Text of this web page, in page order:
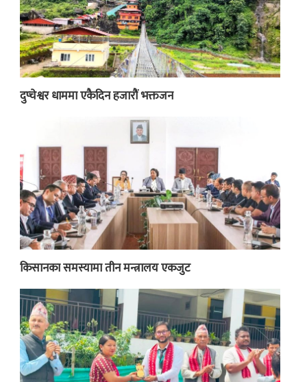
दुप्चेश्वर धाममा एकैदिन हजारौं भक्तजन
किसानका समस्यामा तीन मन्त्रालय एकजुट